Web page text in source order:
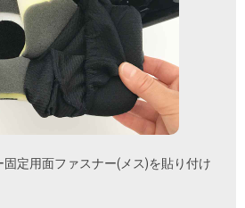
固定用面ファスナー(メス)を貼り付け